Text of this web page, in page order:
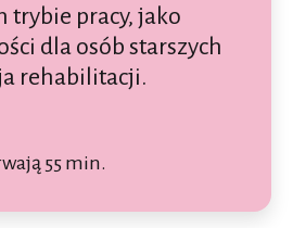
trybie pracy, jako
dla osób starszych
rehabilitacji.
55 min.